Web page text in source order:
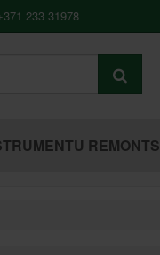
233 31978
REMONTS